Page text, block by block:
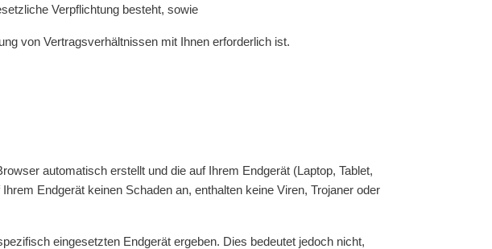
Verpflichtung besteht, sowie
von Vertragsverhältnissen mit Ihnen erforderlich ist.
automatisch erstellt und die auf Ihrem Endgerät (Laptop, Tablet,
Endgerät keinen Schaden an, enthalten keine Viren, Trojaner oder
eingesetzten Endgerät ergeben. Dies bedeutet jedoch nicht,